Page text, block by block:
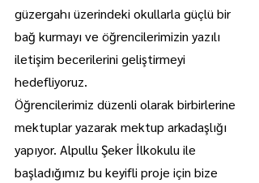
güzergahı üzerindeki okullarla güçlü bir
bağ kurmayı ve öğrencilerimizin yazılı
iletişim becerilerini geliştirmeyi
hedefliyoruz.
Öğrencilerimiz düzenli olarak birbirlerine
mektuplar yazarak mektup arkadaşlığı
yapıyor. Alpullu Şeker İlkokulu ile
başladığımız bu keyifli proje için bize